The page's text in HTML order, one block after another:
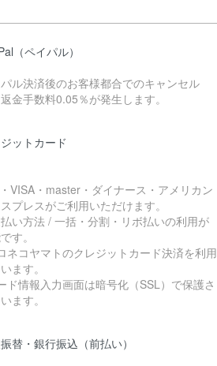
（ペイパル）
ル決済後のお客様都合でのキャンセル
金手数料0.05％が発生します。
ットカード
VISA・master・ダイナース・アメリカン
プレスがご利用いただけます。
い方法 / 一括・分割・リボ払いの利用が
す。
ネコヤマトのクレジットカード決済を利用
ます。
ド情報入力画面は暗号化（SSL）で保護さ
ます。
替・銀行振込（前払い）